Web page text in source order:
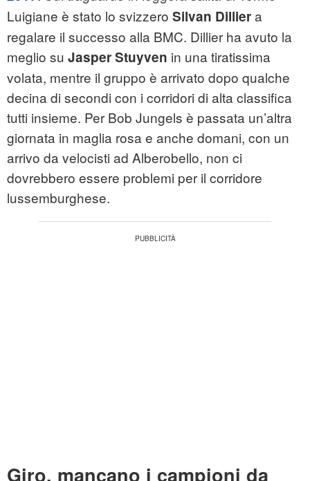
Luigiane è stato lo svizzero Silvan Dilliera
regalare il successo alla BMC. Dillier ha avuto la
meglio su Jasper Stuyven in una tiratissima
volata, mentre il gruppo è arrivato dopo qualche
decina di secondi con i corridori di alta classifica
tutti insieme. Per Bob Jungels è passata un’altra
giornata in maglia rosa e anche domani, con un
arrivo da velocisti ad Alberobello, non ci
dovrebbero essere problemi per il corridore
lussemburghese.
Giro, mancano i campioni da